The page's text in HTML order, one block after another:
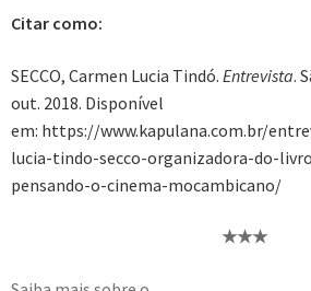
Citar como:
SECCO, Carmen Lucia Tindó. Entrevista.
out. 2018. Disponível
em: https://www.kapulana.com.br/
lucia-tindo-secco-organizadora-do-
pensando-o-cinema-mocambicano/
★★★